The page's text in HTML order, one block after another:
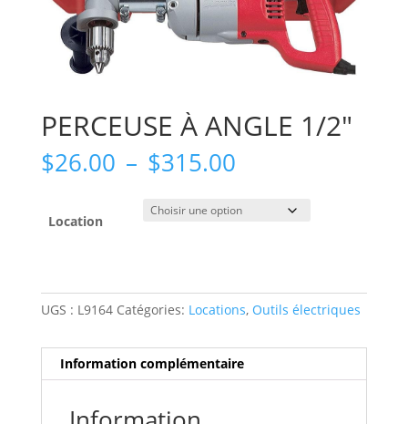
PERCEUSE À ANGLE 1/2″
$26.00 – $315.00Plage
prix :
$26.00
Location
UGS : L9164 Catégories: Locations, Outils électriques
Information complémentaire